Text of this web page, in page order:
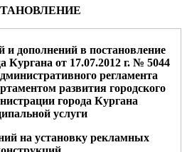
и дополнений в постановление
Кургана от 17.07.2012 г. № 5044
регламента
развития городского
города Кургана
услуги
на установку рекламных